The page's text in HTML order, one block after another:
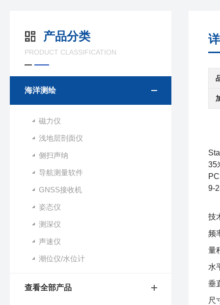
产品分类
PRODUCT CLASSIFICATION
海洋测绘
磁力仪
浅地层剖面仪
侧扫声纳
导航测量软件
GNSS接收机
姿态仪
测深仪
声速仪
潮位仪/水位计
查看全部产品
35
9-
技
频
量
水
垂
尺